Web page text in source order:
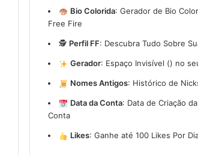
Bio Colorida: Gerador de Bio
Free Fire
🕵️ Perfil FF: Descubra Tudo Sobre
Gerador: Espaço Invisível (ㅤ) no
Nomes Antigos: Histórico de
Data da Conta: Data de Criação
Conta
Likes: Ganhe até 100 Likes Por